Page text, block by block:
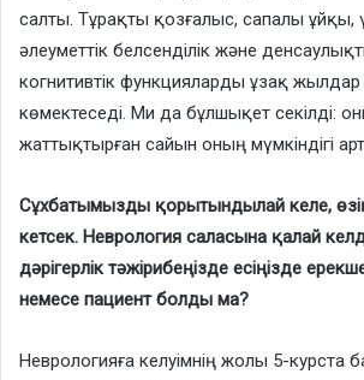
салты. Тұрақты қозғалыс, сапалы ұйқы,
әлеуметтік белсенділік және
когнитивтік функцияларды ұзақ
көмектеседі. Ми да бұлшықет секілді:
жаттықтырған сайын оның мүмкіндігі
Сұхбатымызды қорытындылай келе,
кетсек. Неврология саласына қалай
дәрігерлік тәжірибеңізде есіңізде
немесе пациент болды ма?
Неврологияға келуімнің жолы 5-курста